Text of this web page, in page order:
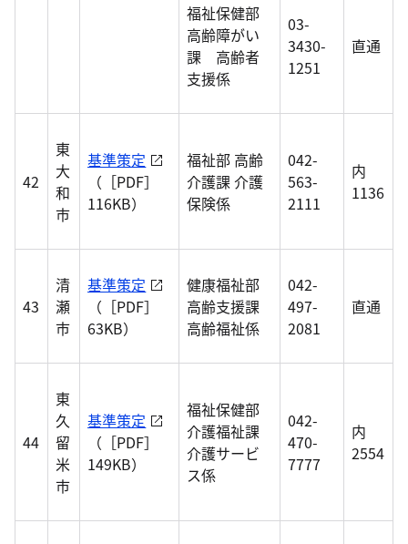
福祉保健部
高齢障がい
課 高齢者
支援係
03-
3430-
1251
直通
42
東
大
和
市
基準策定
（［PDF］
116KB）
福祉部 高齢
介護課 介護
保険係
042-
563-
2111
内
1136
43
清
瀬
市
基準策定
（［PDF］
63KB）
健康福祉部
高齢支援課
高齢福祉係
042-
497-
2081
直通
44
東
久
留
米
市
基準策定
（［PDF］
149KB）
福祉保健部
介護福祉課
介護サービ
ス係
042-
470-
7777
内
2554